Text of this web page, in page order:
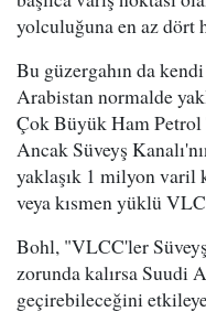
yolculuğuna en az dört
Bu güzergahın da
Arabistan normalde
Çok Büyük Ham
Ancak Süveyş
yaklaşık 1 milyon varil
veya kısmen yüklü
Bohl, "VLCC'ler
zorunda kalırsa Suudi
geçirebileceğini